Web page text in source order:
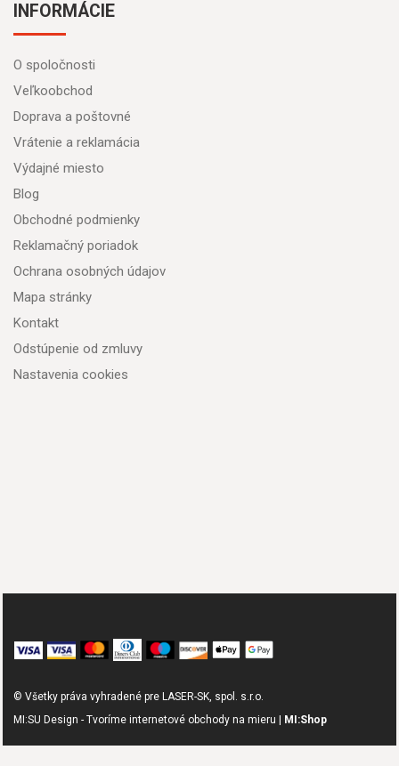
INFORMÁCIE
O spoločnosti
Veľkoobchod
Doprava a poštovné
Vrátenie a reklamácia
Výdajné miesto
Blog
Obchodné podmienky
Reklamačný poriadok
Ochrana osobných údajov
Mapa stránky
Kontakt
Odstúpenie od zmluvy
Nastavenia cookies
© Všetky práva vyhradené pre LASER-SK, spol. s.r.o.
MI:SU Design - Tvoríme internetové obchody na mieru |
MI:Shop